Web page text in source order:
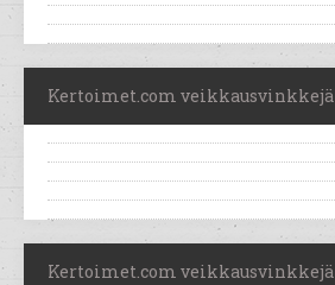
Kertoimet.com veikkausvinkkejä
Kertoimet.com veikkausvinkkejä